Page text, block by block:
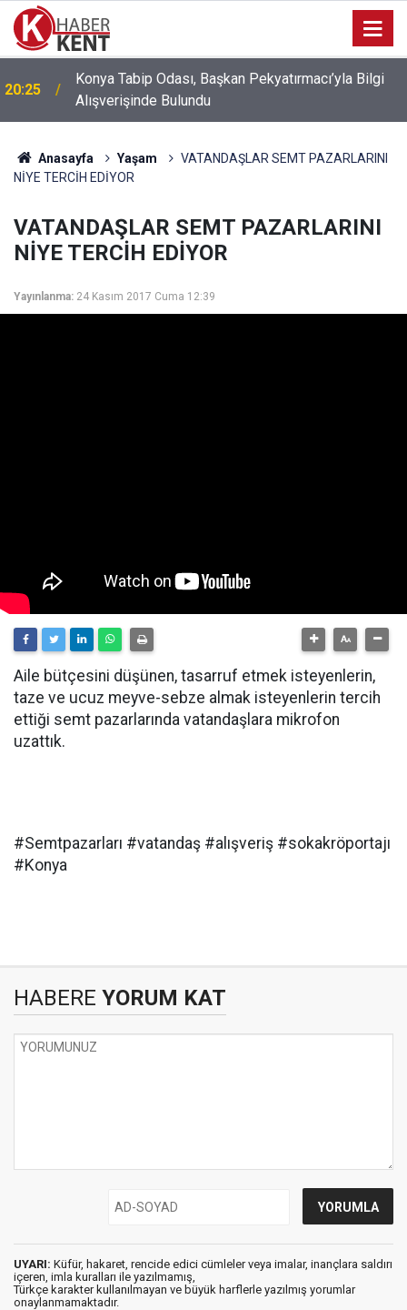
18:14
Konya’da Fuhuş Operasyonu: 6 Mağdur Kadın
Kurtarıldı, 3 Kişi Gözaltına Alındı
Anasayfa Yaşam
VATANDAŞLAR SEMT PAZARLARINI
NİYE TERCİH EDİYOR
VATANDAŞLAR SEMT PAZARLARINI
NİYE TERCİH EDİYOR
Yayınlanma: 24 Kasım 2017 Cuma 12:39
Aile bütçesini düşünen, tasarruf etmek isteyenlerin,
taze ve ucuz meyve-sebze almak isteyenlerin tercih
ettiği semt pazarlarında vatandaşlara mikrofon
uzattık.
#Semtpazarları #vatandaş #alışveriş #sokakröportajı
#Konya
HABERE YORUM KAT
UYARI: Küfür, hakaret, rencide edici cümleler veya imalar, inançlara saldırı
içeren, imla kuralları ile yazılmamış,
Türkçe karakter kullanılmayan ve büyük harflerle yazılmış yorumlar
onaylanmamaktadır.